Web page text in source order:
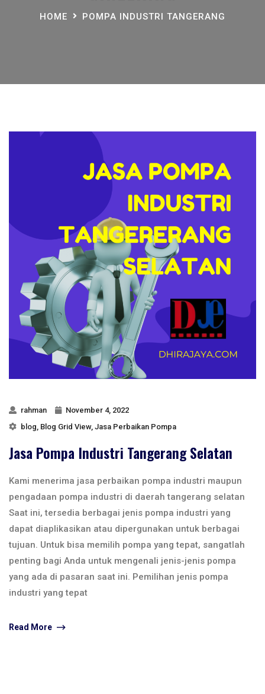
HOME POMPA INDUSTRI TANGERANG
rahman
November 4, 2022
blog, Blog Grid View, Jasa Perbaikan Pompa
Jasa Pompa Industri Tangerang Selatan
Kami menerima jasa perbaikan pompa industri maupun
pengadaan pompa industri di daerah tangerang selatan
Saat ini, tersedia berbagai jenis pompa industri yang
dapat diaplikasikan atau dipergunakan untuk berbagai
tujuan. Untuk bisa memilih pompa yang tepat, sangatlah
penting bagi Anda untuk mengenali jenis-jenis pompa
yang ada di pasaran saat ini. Pemilihan jenis pompa
industri yang tepat
Read More